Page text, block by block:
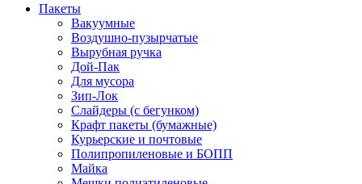
Пакеты
Вакуумные
Воздушно-пузырчатые
Вырубная ручка
Дой-Пак
Для мусора
Зип-Лок
Слайдеры (с бегунком)
Крафт пакеты (бумажные)
Курьерские и почтовые
Полипропиленовые и БОПП
Майка